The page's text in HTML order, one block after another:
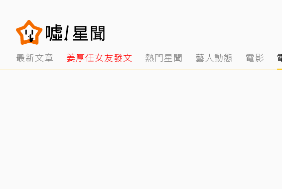
最新文章 姜厚任女友發文 熱門星聞 藝人動態 電影